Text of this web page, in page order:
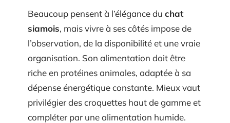
Beaucoup pensent à l’élégance du chat
siamois, mais vivre à ses côtés impose de
l’observation, de la disponibilité et une vraie
organisation. Son alimentation doit être
riche en protéines animales, adaptée à sa
dépense énergétique constante. Mieux vaut
privilégier des croquettes haut de gamme et
compléter par une alimentation humide.